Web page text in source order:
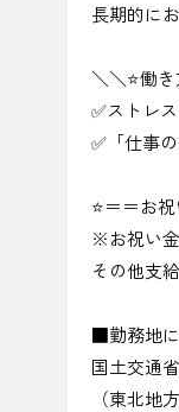
長期的に
＼＼⭐働
✅ストレ
✅「仕事
⭐＝＝お
※お祝い
その他支
■勤務地に
国土交通
（東北地